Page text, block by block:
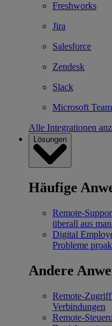
Freshworks
Jira
Salesforce
Zendesk
Slack
Microsoft
Alle Integrationen
Lösungen
Häufige
Remote-
überall aus
Digital
Probleme
Andere
Remote-Zugriff
Verbindungen
Remote-